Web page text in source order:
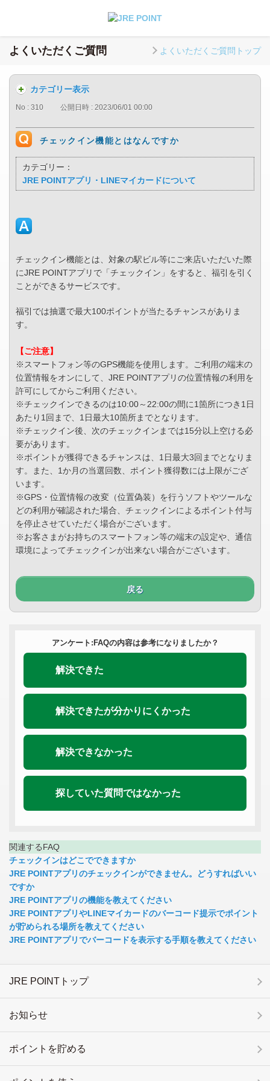
よくいただくご質問 よくいただくご質問トップ
カテゴリー表示
No : 310 公開日時 : 2023/06/01 00:00
チェックイン機能とはなんですか
カテゴリー：
JRE POINTアプリ・LINEマイカードについて
チェックイン機能とは、対象の駅ビル等にご来店いただいた際
にJRE POINTアプリで「チェックイン」をすると、福引を引く
ことができるサービスです。
福引では抽選で最大100ポイントが当たるチャンスがありま
す。
【ご注意】
※スマートフォン等のGPS機能を使用します。ご利用の端末の
位置情報をオンにして、JRE POINTアプリの位置情報の利用を
許可にしてからご利用ください。
※チェックインできるのは10:00～22:00の間に1箇所につき1日
あたり1回まで、1日最大10箇所までとなります。
※チェックイン後、次のチェックインまでは15分以上空ける必
要があります。
※ポイントが獲得できるチャンスは、1日最大3回までとなりま
す。また、1か月の当選回数、ポイント獲得数には上限がござ
います。
※GPS・位置情報の改変（位置偽装）を行うソフトやツールな
どの利用が確認された場合、チェックインによるポイント付与
を停止させていただく場合がございます。
※お客さまがお持ちのスマートフォン等の端末の設定や、通信
環境によってチェックインが出来ない場合がございます。
戻る
アンケート:FAQの内容は参考になりましたか？
解決できた
解決できたが分かりにくかった
解決できなかった
探していた質問ではなかった
関連するFAQ
チェックインはどこでできますか
JRE POINTアプリのチェックインができません。どうすればいい
ですか
JRE POINTアプリの機能を教えてください
JRE POINTアプリやLINEマイカードのバーコード提示でポイント
が貯められる場所を教えてください
JRE POINTアプリでバーコードを表示する手順を教えてください
JRE POINTトップ
お知らせ
ポイントを貯める